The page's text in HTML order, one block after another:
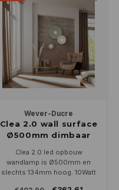
Wever-Ducre
Clea 2.0 wall surface
Ø500mm dimbaar
Clea 2.0 led opbouw
wandlamp is Ø500mm en
slechts 134mm hoog. 10Watt